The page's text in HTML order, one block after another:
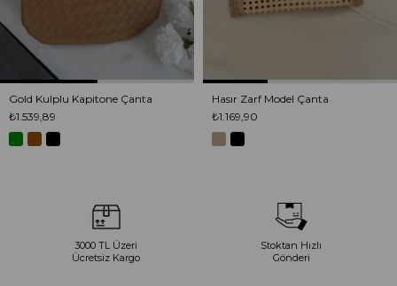
Gold Kulplu Kapitone Çanta
₺1.539,89
Hasır Zarf Model Çanta
₺1.169,90
3000 TL Üzeri
Ücretsiz Kargo
Stoktan Hızlı
Gönderi